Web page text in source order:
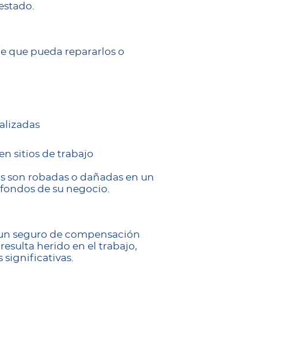
que pueda repararlos o
sitios de trabajo
robadas o dañadas en un
de su negocio.
seguro de compensación
herido en el trabajo,
significativas.